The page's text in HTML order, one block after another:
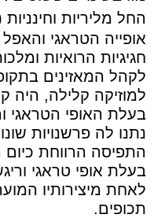
החל מליריות וחינניות
חגיגיות הרואיות
לקהל המאזינים
למוזיקה קלילה, היה
בעלת האופי הטראגי
נתנו לה פרשנויות
התפיסה הרווחת
בעלת אופי טראגי
לאחת מיצירותיו
תכופים.